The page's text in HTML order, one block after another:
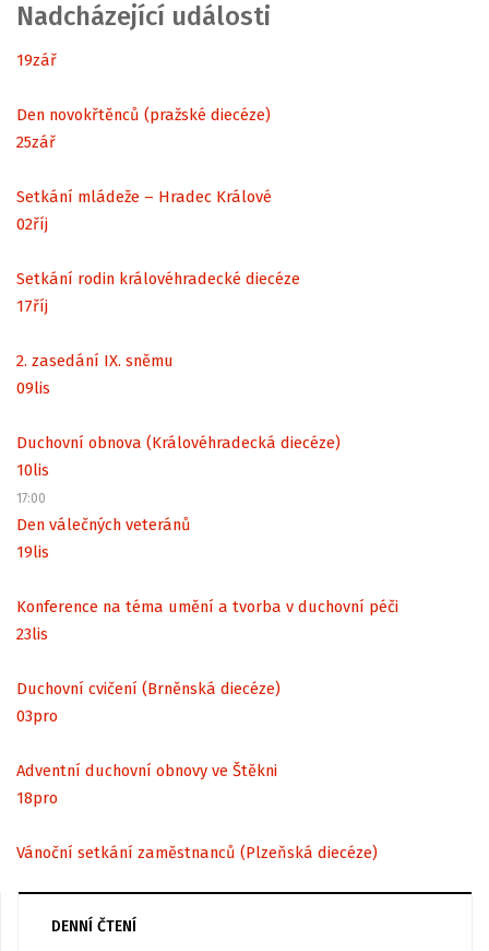
Nadcházející události
19zář
Den novokřtěnců (pražské diecéze)
25zář
Setkání mládeže – Hradec Králové
02říj
Setkání rodin královéhradecké diecéze
17říj
2. zasedání IX. sněmu
09lis
Duchovní obnova (Královéhradecká diecéze)
10lis
17:00
Den válečných veteránů
19lis
Konference na téma umění a tvorba v duchovní péči
23lis
Duchovní cvičení (Brněnská diecéze)
03pro
Adventní duchovní obnovy ve Štěkni
18pro
Vánoční setkání zaměstnanců (Plzeňská diecéze)
DENNÍ ČTENÍ